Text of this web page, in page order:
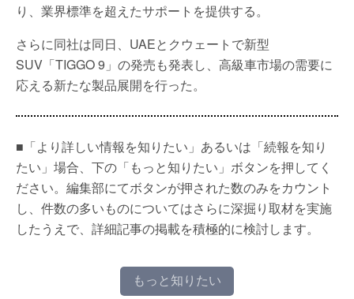
り、業界標準を超えたサポートを提供する。
さらに同社は同日、UAEとクウェートで新型
SUV「TIGGO 9」の発売も発表し、高級車市場の需要に
応える新たな製品展開を行った。
■「より詳しい情報を知りたい」あるいは「続報を知り
たい」場合、下の「もっと知りたい」ボタンを押してく
ださい。編集部にてボタンが押された数のみをカウント
し、件数の多いものについてはさらに深掘り取材を実施
したうえで、詳細記事の掲載を積極的に検討します。
もっと知りたい